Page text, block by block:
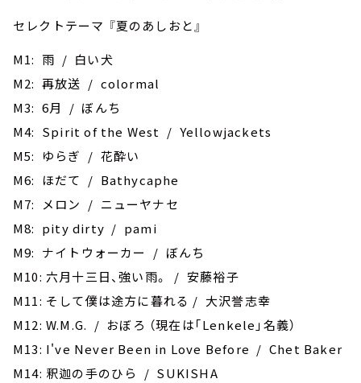
セレクトテーマ 『夏のあしおと』
M1: 雨 / 白い犬
M2: 再放送 / colormal
M3: 6月 / ぼんち
M4: Spirit of the West / Yellowjackets
M5: ゆらぎ / 花酔い
M6: ほだて / Bathycaphe
M7: メロン / ニューヤナセ
M8: pity dirty / pami
M9: ナイトウォーカー / ぼんち
M10: 六月十三日、強い雨。 / 安藤裕子
M11: そして僕は途方に暮れる / 大沢誉志幸
M12: W.M.G. / おぼろ （現在は｢Lenkele｣名義）
M13: I've Never Been in Love Before / Chet Baker
M14: 釈迦の手のひら / SUKISHA